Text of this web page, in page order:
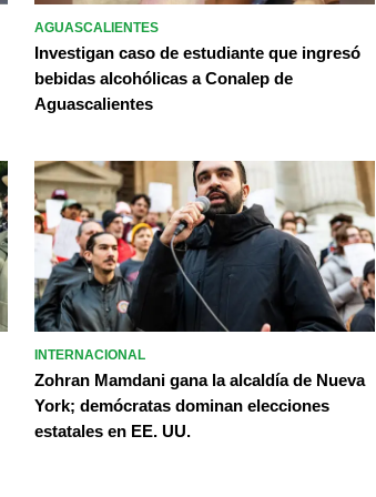
AGUASCALIENTES
Investigan caso de estudiante que ingresó
bebidas alcohólicas a Conalep de
Aguascalientes
INTERNACIONAL
Zohran Mamdani gana la alcaldía de Nueva
York; demócratas dominan elecciones
estatales en EE. UU.